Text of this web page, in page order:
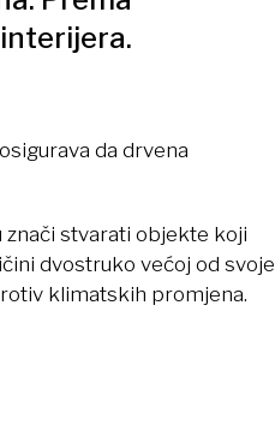
da drvena
znači stvarati objekte koji
dvostruko većoj od svoje
klimatskih promjena.